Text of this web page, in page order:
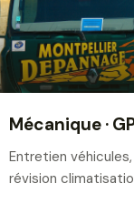
Mécanique ·
Entretien
révision